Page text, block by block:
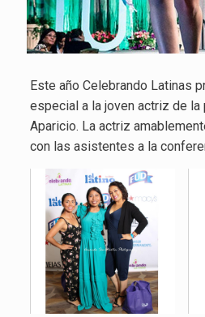
Este año Celebrando Latinas
especial a la joven actriz de la
Aparicio. La actriz
con las asistentes a la